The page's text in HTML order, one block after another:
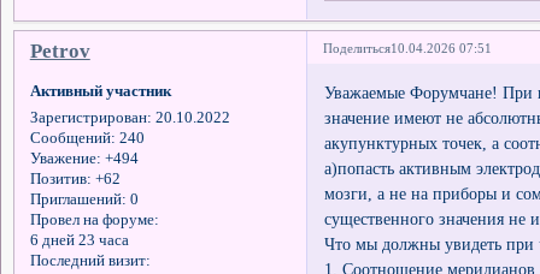
Поделиться10.04.2026 07:51
Petrov
Активный участник
Зарегистрирован: 20.10.2022
Сообщений: 240
Уважение: +494
Позитив: +62
Приглашений: 0
Провел на форуме:
6 дней 23 часа
Последний визит:
Уважаемые Форумчане! При
значение имеют не
акупунктурных точек, а
а)попасть активным
мозги, а не на приборы и
существенного значения не
Что мы должны увидеть при
1. Соотношение